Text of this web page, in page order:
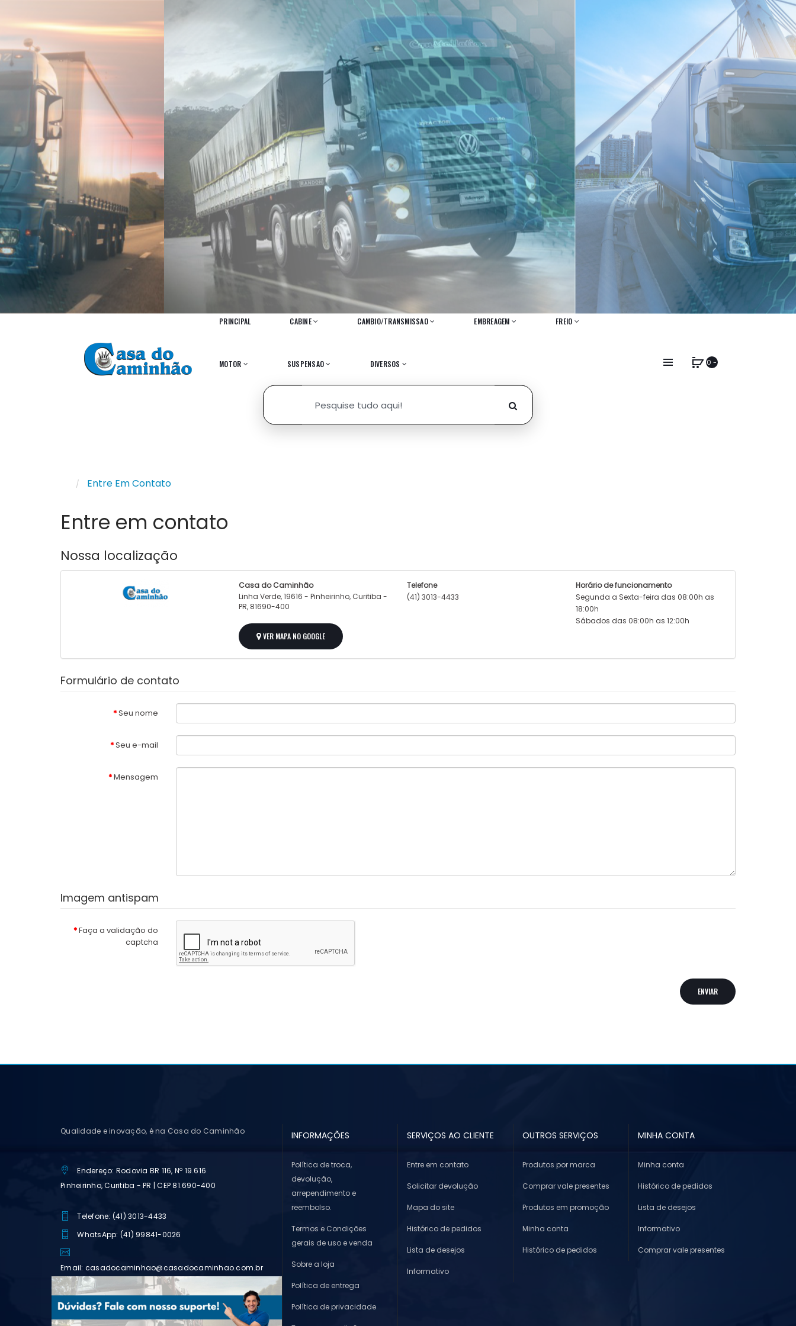
PRINCIPAL CABINE CAMBIO/TRANSMISSAO EMBREAGEM FREIO
MOTOR SUSPENSAO DIVERSOS 0 -
Entre Em Contato
Entre em contato
Nossa localização
Casa do Caminhão
Linha Verde, 19616 - Pinheirinho, Curitiba -
PR, 81690-400
VER MAPA NO GOOGLE
Telefone
(41) 3013-4433
Horário de funcionamento
Segunda a Sexta-feira das 08:00h as
18:00h
Sábados das 08:00h as 12:00h
Formulário de contato
Seu nome
Seu e-mail
Mensagem
Imagem antispam
Faça a validação do
captcha
Qualidade e inovação, é na Casa do Caminhão
Endereço: Rodovia BR 116, Nº 19.616
Pinheirinho, Curitiba - PR | CEP 81.690-400
Telefone: (41) 3013-4433
WhatsApp: (41) 99841-0026
Email: casadocaminhao@casadocaminhao.com.br
INFORMAÇÕES
Política de troca,
devolução,
arrependimento e
reembolso.
Termos e Condições
gerais de uso e venda
Sobre a loja
Política de entrega
Política de privacidade
SERVIÇOS AO CLIENTE
Entre em contato
Solicitar devolução
Mapa do site
Histórico de pedidos
Lista de desejos
Informativo
OUTROS SERVIÇOS
Produtos por marca
Comprar vale presentes
Produtos em promoção
Minha conta
Histórico de pedidos
MINHA CONTA
Minha conta
Histórico de pedidos
Lista de desejos
Informativo
Comprar vale presentes